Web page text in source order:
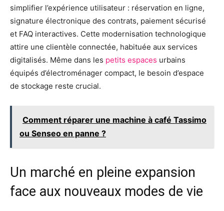
simplifier l’expérience utilisateur : réservation en ligne,
signature électronique des contrats, paiement sécurisé
et FAQ interactives. Cette modernisation technologique
attire une clientèle connectée, habituée aux services
digitalisés. Même dans les petits espaces urbains
équipés d’électroménager compact, le besoin d’espace
de stockage reste crucial.
Comment réparer une machine à café Tassimo
ou Senseo en panne ?
Un marché en pleine expansion
face aux nouveaux modes de vie